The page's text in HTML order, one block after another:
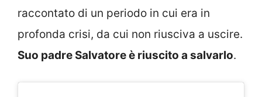
raccontato di un periodo in cui era in
profonda crisi, da cui non riusciva a uscire.
Suo padre Salvatore è riuscito a salvarlo.